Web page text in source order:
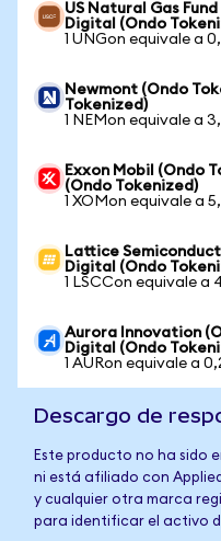
US Natural Gas
Digital (Ondo
1 UNGon equivale a
Newmont (Ondo
Tokenized)
1 NEMon equivale a
Exxon Mobil (Ondo
(Ondo Tokenized)
1 XOMon equivale a
Lattice
Digital (Ondo
1 LSCCon equivale a
Aurora Innovation
Digital (Ondo
1 AURon equivale a
Descargo de
Este producto no ha sido
ni está afiliado con
y cualquier otra marca
para identificar el activo